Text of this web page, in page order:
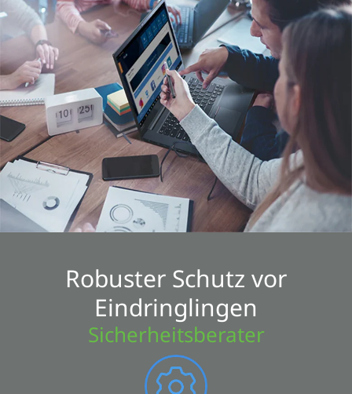
Robuster Schutz vor
Eindringlingen
Sicherheitsberater